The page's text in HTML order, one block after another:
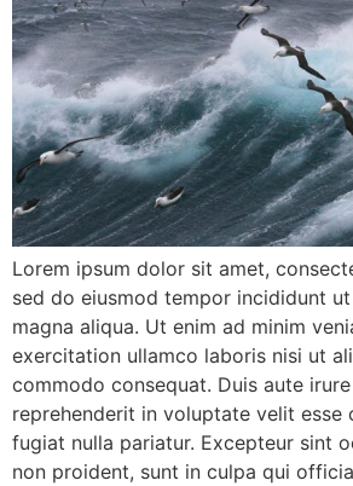
Lorem ipsum dolor sit amet,
sed do eiusmod tempor incididunt
magna aliqua. Ut enim ad minim
exercitation ullamco laboris nisi ut
commodo consequat. Duis aute
reprehenderit in voluptate velit esse
fugiat nulla pariatur. Excepteur sint
non proident, sunt in culpa qui